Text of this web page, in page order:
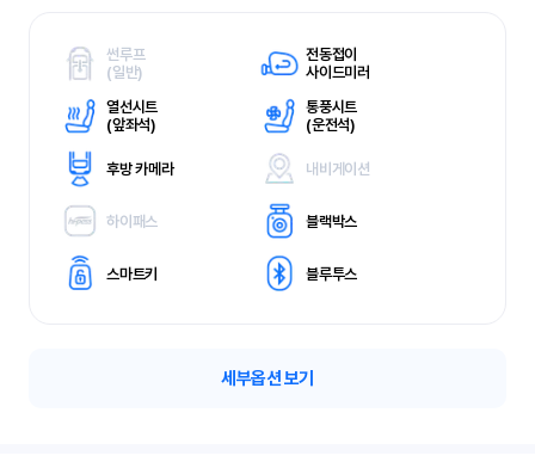
썬루프
(일반)
전동접이
사이드미러
열선시트
(앞좌석)
통풍시트
(운전석)
후방 카메라 내비게이션
하이패스 블랙박스
스마트키 블루투스
세부옵션 보기